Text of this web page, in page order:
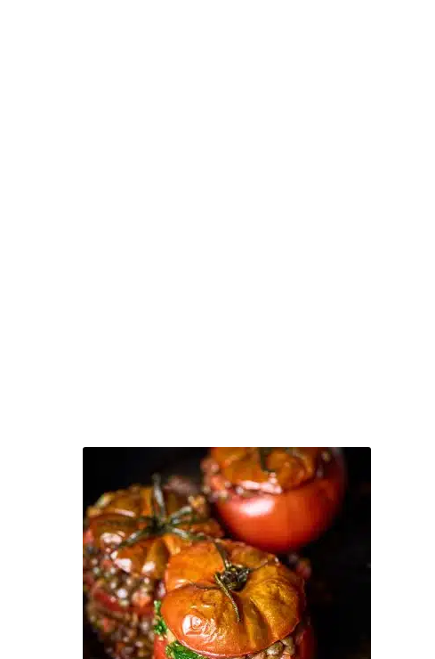
So. 30.08.2026 Happy Sunday – Das
Sonntagsessen mit Familie & Freunden
0
€
–
55
€
Serviertes Mittagessen – 100% biologisch, inkl. Wasser und 2
Frei-Getränke aus unserer Getränkekarte von 11:30 - ca.
15:00 Uhr. ...
inkl. MwSt.
Kostenfreier Versand